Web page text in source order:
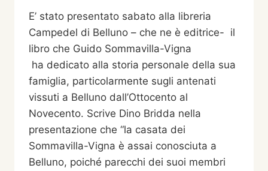
CREPADONA
23
NOVEMBRE
2018
–
20
GENNAIO
2019
E’ stato presentato sabato alla libreria
Campedel di Belluno – che ne è editrice- il
libro che Guido Sommavilla-Vigna
ha dedicato alla storia personale della sua
famiglia, particolarmente sugli antenati
vissuti a Belluno dall’Ottocento al
Novecento. Scrive Dino Bridda nella
presentazione che “la casata dei
Sommavilla-Vigna è assai conosciuta a
Belluno, poiché parecchi dei suoi membri